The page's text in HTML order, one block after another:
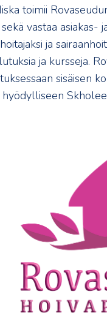
toimii
vastaa
ja
ja kursseja.
sisäisen